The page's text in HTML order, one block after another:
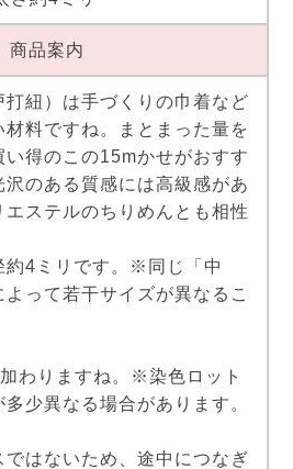
商品案内
紐）は手づくりの巾着など
料ですね。まとまった量を
得のこの15mかせがおすす
のある質感には高級感があ
エステルのちりめんとも相性
約4ミリです。※同じ「中
って若干サイズが異なるこ
わりますね。※染色ロット
少異なる場合があります。
はないため、途中につなぎ